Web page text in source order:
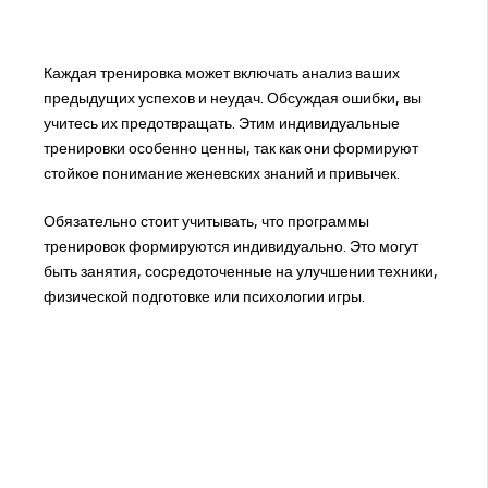
Каждая тренировка может включать анализ ваших
предыдущих успехов и неудач. Обсуждая ошибки, вы
учитесь их предотвращать. Этим индивидуальные
тренировки особенно ценны, так как они формируют
стойкое понимание женевских знаний и привычек.
Обязательно стоит учитывать, что программы
тренировок формируются индивидуально. Это могут
быть занятия, сосредоточенные на улучшении техники,
физической подготовке или психологии игры.